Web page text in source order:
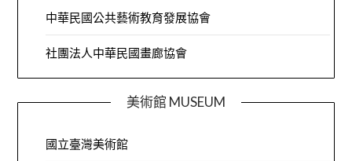
中華民國公共藝術教育發展協會
社團法人中華民國畫廊協會
美術館 MUSEUM
國立臺灣美術館